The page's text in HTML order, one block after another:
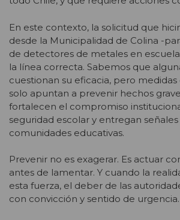
En este contexto, la solicitud que
desde la Municipalidad de Colina -
de detectores de metales en
la línea correcta. Sabemos que
cuestionan su eficacia, pero
solo apuntan a prevenir hechos
fortalecen el compromiso
seguridad escolar y entregan señales
comunidades educativas.
Prevenir no es exagerar. Es actuar
antes de lamentar. Y cuando la
esta fuerza, el deber de las
con convicción y sentido de urgencia.